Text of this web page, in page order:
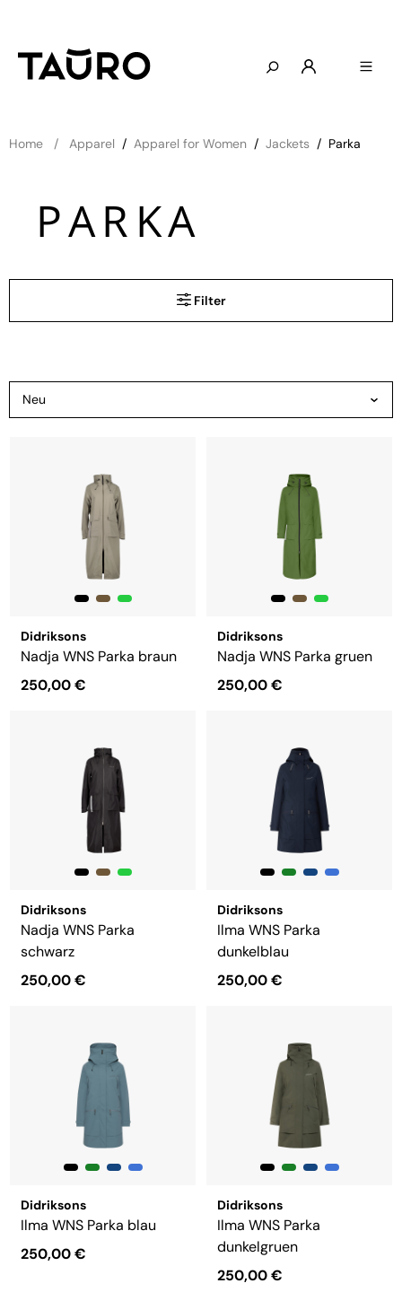
Home Apparel / Apparel for Women / Jackets / Parka
PARKA
Filter
Didriksons
Nadja WNS Parka braun
250,00 €
Didriksons
Nadja WNS Parka gruen
250,00 €
Didriksons
Nadja WNS Parka
schwarz
250,00 €
Didriksons
Ilma WNS Parka
dunkelblau
250,00 €
Didriksons
Ilma WNS Parka blau
250,00 €
Didriksons
Ilma WNS Parka
dunkelgruen
250,00 €